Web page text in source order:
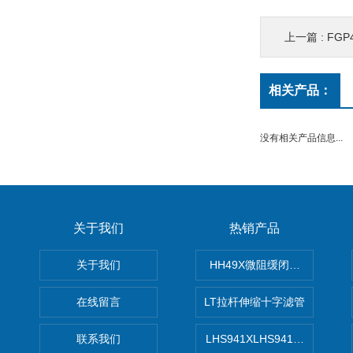
上一篇 :
相关产品：
没有相关产品信息...
关于我们
关于我们
在线留言
联系我们
热销产品
HH49X微阻缓闭蝶式止回阀
LT拉杆伸缩十字滤管
LHS941XLHS941X调压调流